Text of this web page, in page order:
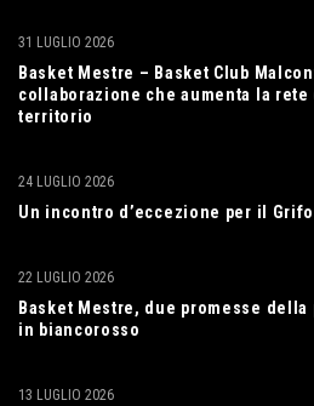
Basket Mestre – Basket Club
collaborazione che aumenta la rete
territorio
31 LUGLIO 2026
Un incontro d’eccezione per il
24 LUGLIO 2026
Basket Mestre, due promesse
in biancorosso
22 LUGLIO 2026
13 LUGLIO 2026